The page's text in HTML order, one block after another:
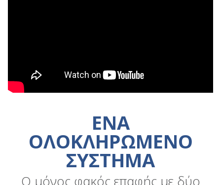
ΕΝΑ
ΟΛΟΚΛΗΡΩΜΕΝΟ
ΣΥΣΤΗΜΑ
Ο μόνος φακός επαφής με δύο